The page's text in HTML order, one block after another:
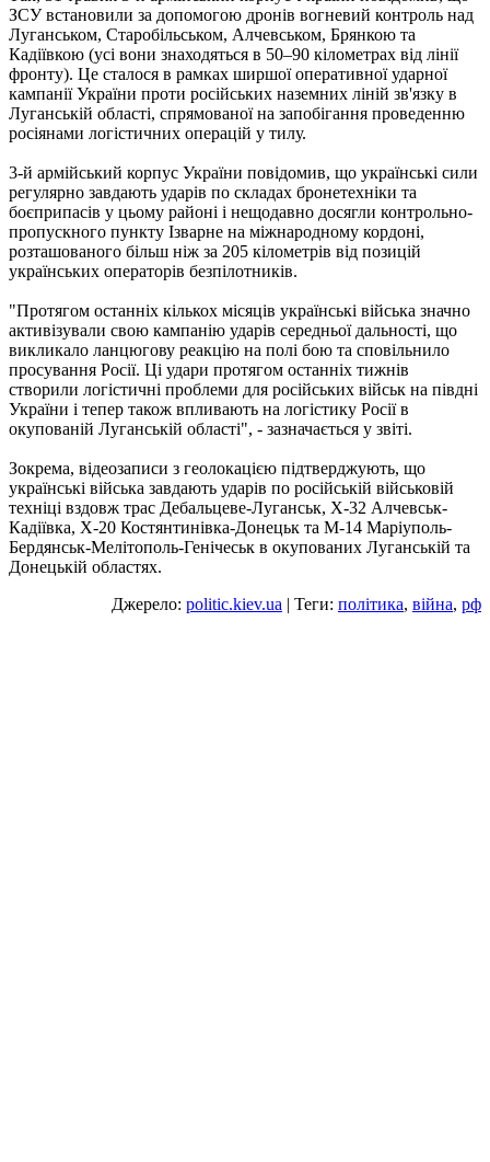
ЗСУ встановили за допомогою дронів вогневий контроль над
Луганськом, Старобільськом, Алчевськом, Брянкою та
Кадіївкою (усі вони знаходяться в 50–90 кілометрах від лінії
фронту). Це сталося в рамках ширшої оперативної ударної
кампанії України проти російських наземних ліній зв'язку в
Луганській області, спрямованої на запобігання проведенню
росіянами логістичних операцій у тилу.
3-й армійський корпус України повідомив, що українські сили
регулярно завдають ударів по складах бронетехніки та
боєприпасів у цьому районі і нещодавно досягли контрольно-
пропускного пункту Ізварне на міжнародному кордоні,
розташованого більш ніж за 205 кілометрів від позицій
українських операторів безпілотників.
"Протягом останніх кількох місяців українські війська значно
активізували свою кампанію ударів середньої дальності, що
викликало ланцюгову реакцію на полі бою та сповільнило
просування Росії. Ці удари протягом останніх тижнів
створили логістичні проблеми для російських військ на півдні
України і тепер також впливають на логістику Росії в
окупованій Луганській області", - зазначається у звіті.
Зокрема, відеозаписи з геолокацією підтверджують, що
українські війська завдають ударів по російській військовій
техніці вздовж трас Дебальцеве-Луганськ, Х-32 Алчевськ-
Кадіївка, Х-20 Костянтинівка-Донецьк та М-14 Маріуполь-
Бердянськ-Мелітополь-Генічеськ в окупованих Луганській та
Донецькій областях.
Джерело: politic.kiev.ua | Теги: політика, війна, рф